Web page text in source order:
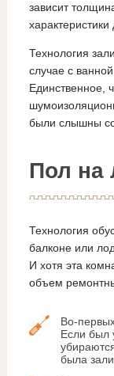
зависит
Технология
случае с
Единственное,
были слышны
Пол на
Технология
балконе или
И хотя эта
объем
Во-
Если был
была